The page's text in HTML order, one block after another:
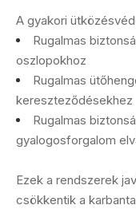
A gyakori
Rugalmas
oszlopokhoz
Rugalmas
kereszteződésekhez
Rugalmas
gyalogosforgalom
Ezek a rendszerek
csökkentik a